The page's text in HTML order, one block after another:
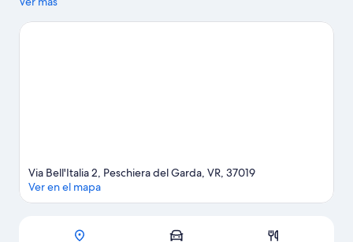
o asiste a un evento o partido en Centro Profesional de Surf
Mapa
Via Bell'Italia 2, Peschiera del Garda, VR, 37019
Ver en el mapa